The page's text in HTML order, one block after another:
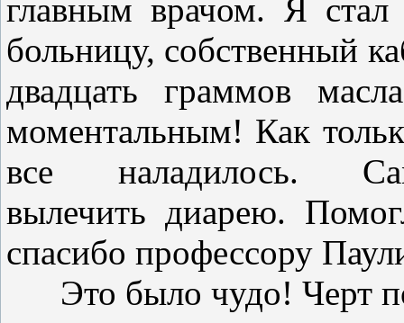
главным врачом. Я
больницу, собственный
двадцать граммов
моментальным! Как
все наладилось.
вылечить диарею.
спасибо профессору
Это было чудо! Черт